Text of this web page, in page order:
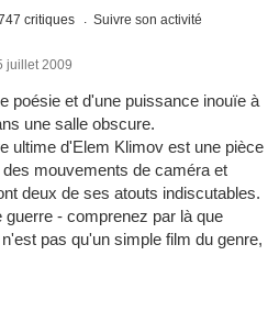
critiques Suivre son activité
juillet 2009
poésie et d'une puissance inouïe à
une salle obscure.
ultime d'Elem Klimov est une pièce
mouvements de caméra et
deux de ses atouts indiscutables.
- comprenez par là que
pas qu'un simple film du genre,